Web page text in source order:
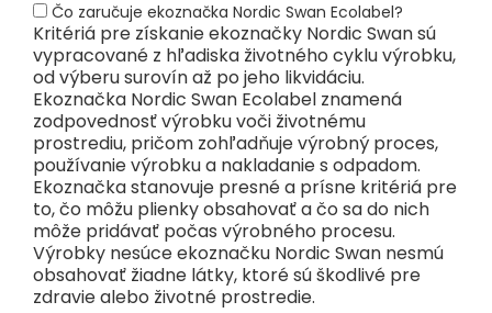
Čo zaručuje ekoznačka Nordic Swan Ecolabel?
Kritériá pre získanie ekoznačky Nordic Swan sú
vypracované z hľadiska životného cyklu výrobku,
od výberu surovín až po jeho likvidáciu.
Ekoznačka Nordic Swan Ecolabel znamená
zodpovednosť výrobku voči životnému
prostrediu, pričom zohľadňuje výrobný proces,
používanie výrobku a nakladanie s odpadom.
Ekoznačka stanovuje presné a prísne kritériá pre
to, čo môžu plienky obsahovať a čo sa do nich
môže pridávať počas výrobného procesu.
Výrobky nesúce ekoznačku Nordic Swan nesmú
obsahovať žiadne látky, ktoré sú škodlivé pre
zdravie alebo životné prostredie.